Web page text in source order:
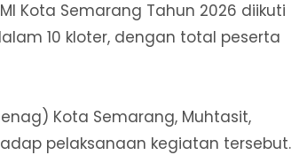
Kota Semarang Tahun 2026 diikuti
10 kloter, dengan total peserta
Kota Semarang, Muhtasit,
pelaksanaan kegiatan tersebut.